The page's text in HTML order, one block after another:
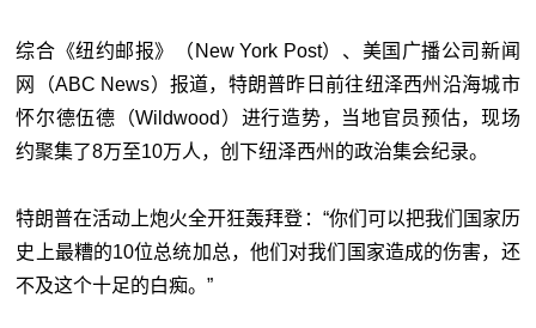
综合《纽约邮报》（New York Post）、美国广播公司新闻
网（ABC News）报道，特朗普昨日前往纽泽西州沿海城市
怀尔德伍德（Wildwood）进行造势，当地官员预估，现场
约聚集了8万至10万人，创下纽泽西州的政治集会纪录。
特朗普在活动上炮火全开狂轰拜登：“你们可以把我们国家历
史上最糟的10位总统加总，他们对我们国家造成的伤害，还
不及这个十足的白痴。”